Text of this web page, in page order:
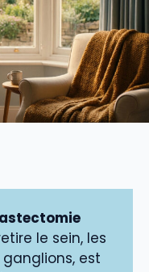
le sein, les
est